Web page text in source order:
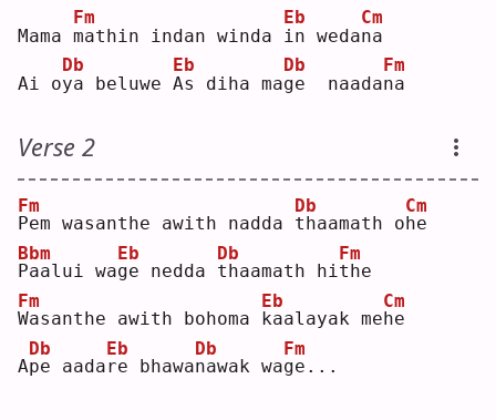
Mama m
Fm
athin indan winda
i
Eb
n wedan
Cm
a
Ai oy
Db
a beluwe A
Eb
s diha mag
Db
e  naadan
Fm
a
Verse 2
P
Fm
em wasanthe awith nadda t
Db
haamath oh
Cm
e
P
Bbm
aalui wag
Eb
e nedda t
Db
haamath hit
Fm
he
W
Fm
asanthe awith bohoma k
Eb
aalayak meh
Cm
e
Ap
Db
e aadar
Eb
e bhawan
Db
awak wag
Fm
e...